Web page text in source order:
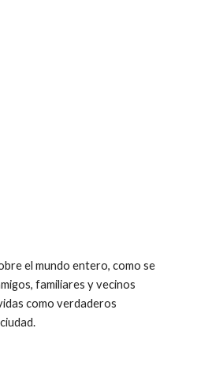
el mundo entero, como se
familiares y vecinos
como verdaderos